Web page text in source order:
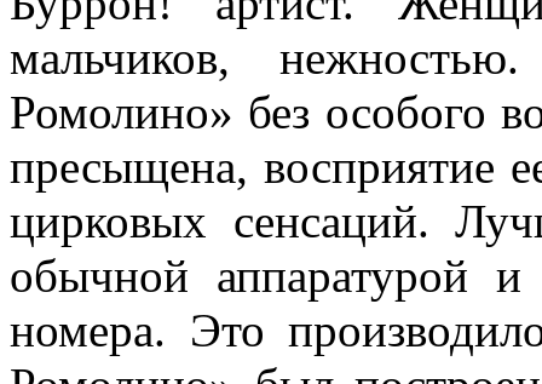
мальчиков,
Ромолино» без особого
пресыщена, восприятие
цирковых сенсаций.
обычной аппаратурой
номера. Это